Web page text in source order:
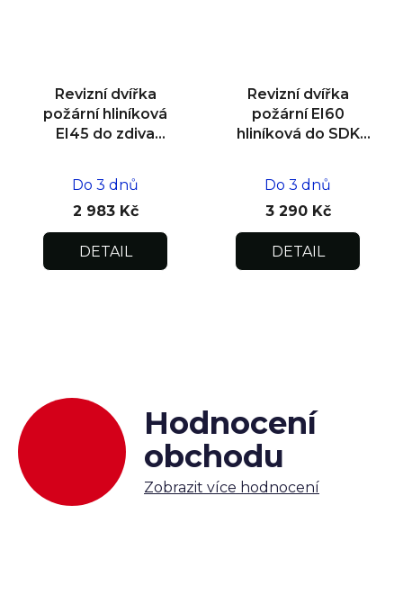
Revizní dvířka
požární hliníková
EI45 do zdiva
Do 3 dnů
2 983 Kč
DETAIL
Revizní dvířka
požární EI60
hliníková do SDK
Do 3 dnů
3 290 Kč
DETAIL
Hodnocení
obchodu
Zobrazit více hodnocení